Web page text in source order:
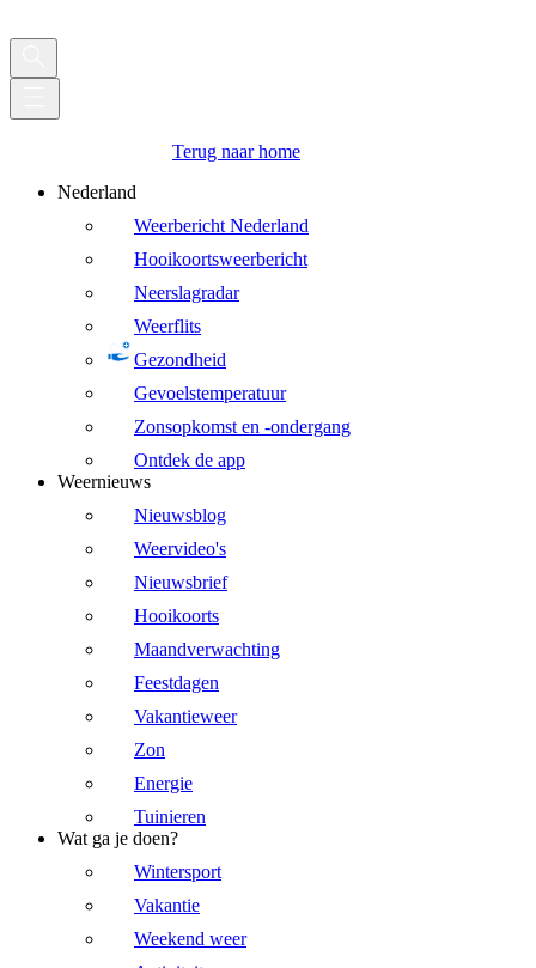
Terug naar home
Nederland
Weerbericht Nederland
Hooikoortsweerbericht
Neerslagradar
Weerflits
Gezondheid
Gevoelstemperatuur
Zonsopkomst en -ondergang
Ontdek de app
Weernieuws
Nieuwsblog
Weervideo's
Nieuwsbrief
Hooikoorts
Maandverwachting
Feestdagen
Vakantieweer
Zon
Energie
Tuinieren
Wat ga je doen?
Wintersport
Vakantie
Weekend weer